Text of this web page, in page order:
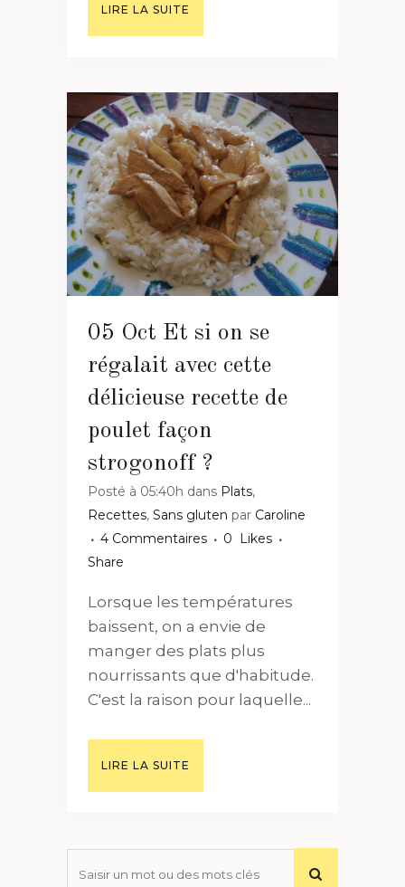
LIRE LA SUITE
05 Oct Et si on se
régalait avec cette
délicieuse recette de
poulet façon
strogonoff ?
Posté à 05:40h dans Plats,
Recettes, Sans gluten par Caroline
4 Commentaires
0
Likes
Share
Lorsque les températures
baissent, on a envie de
manger des plats plus
nourrissants que d'habitude.
C'est la raison pour laquelle...
LIRE LA SUITE